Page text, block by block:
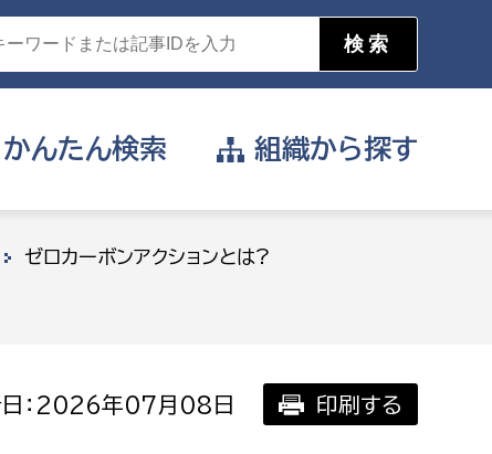
かんたん検索
目的を選択
届け出や申請をしたい
組織から探す
ゼロカーボンアクションとは?
日：2026年07月08日 印刷する